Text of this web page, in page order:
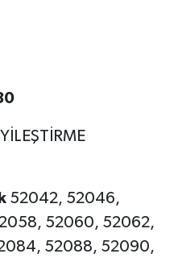
52042, 52046,
52060, 52062,
52088, 52090,